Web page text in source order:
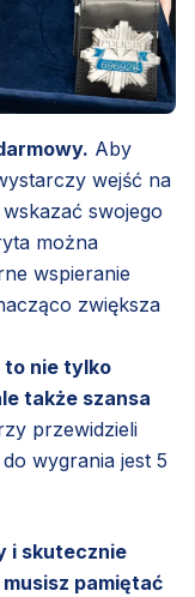
Aby
wejść na
wskazać swojego
można
wspieranie
zwiększa
nie tylko
także szansa
przewidzieli
wygrania jest 5
i skutecznie
pamiętać